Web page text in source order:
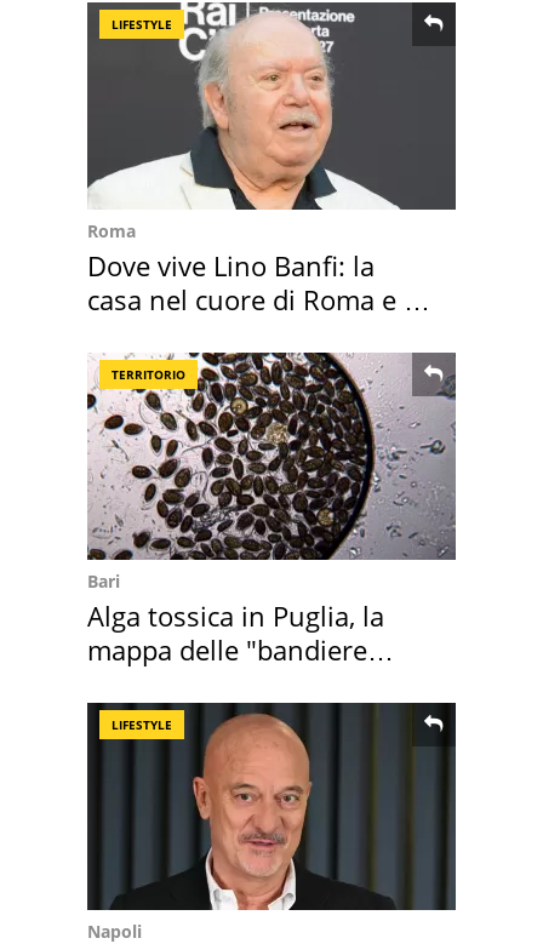
LIFESTYLE
Roma
Dove vive Lino Banfi: la
casa nel cuore di Roma e i
TERRITORIO
Bari
Alga tossica in Puglia, la
mappa delle "bandiere
LIFESTYLE
Napoli